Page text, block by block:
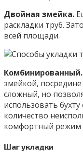
Двойная змейка.
раскладки труб.
всей площади.
Комбинированный.
змейкой,
сложный, но
использовать
количество
комфортный режим
Шаг укладки